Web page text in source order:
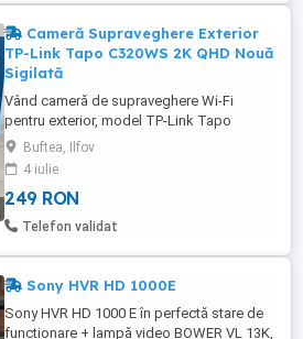
Cameră Supraveghere Exterior
TP-Link Tapo C320WS 2K QHD Nouă
Sigilată
Vând cameră de supraveghere Wi-Fi
pentru exterior, model TP-Link Tapo
C320WS. Oferă o rezoluție superioară și
monitorizare color chiar și pe timp de
noapte. Rezoluție 2K QHD: Imagini clare și
detaliate (4MP). Starlight Color Night
Vision: Imagini color de înaltă calitate în
Buftea, Ilfov
4 iulie
249 RON
Telefon validat
Sony HVR HD 1000E
Sony HVR HD 1000 E în perfectă stare de
functionare + lampă video BOWER VL 13K,